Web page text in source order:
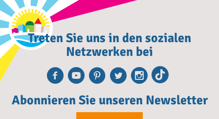
Treten Sie uns in den sozialen
Netzwerken bei
Facebook
Youtube
Pinterest
TwitterTikTok
Abonnieren Sie unseren Newsletter